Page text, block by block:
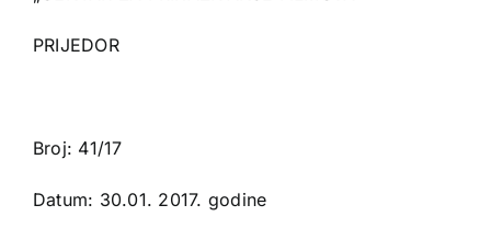
PRIJEDOR
Broj: 41/17
Datum: 30.01. 2017. godine